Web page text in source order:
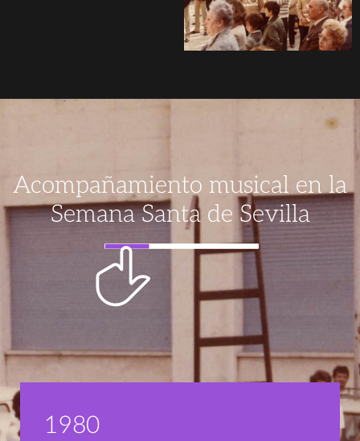
Acompañamiento musical en la
Semana Santa de Sevilla
1980